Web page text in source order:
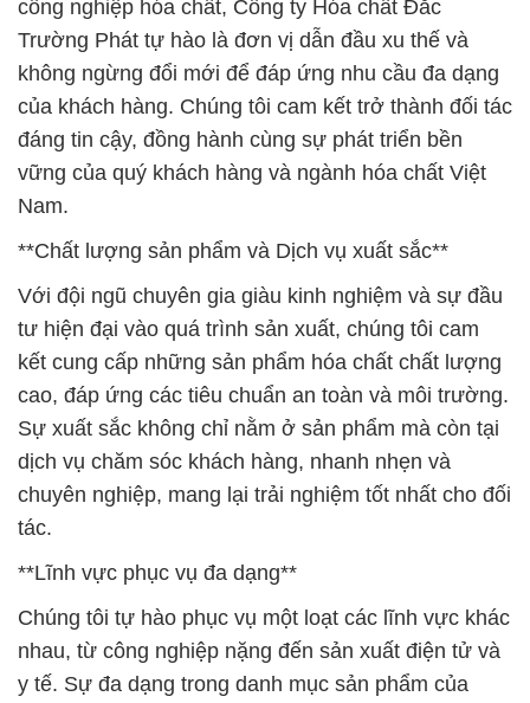
công nghiệp hóa chất, Công ty Hóa chất Đắc
Trường Phát tự hào là đơn vị dẫn đầu xu thế và
không ngừng đổi mới để đáp ứng nhu cầu đa dạng
của khách hàng. Chúng tôi cam kết trở thành đối tác
đáng tin cậy, đồng hành cùng sự phát triển bền
vững của quý khách hàng và ngành hóa chất Việt
Nam.
**Chất lượng sản phẩm và Dịch vụ xuất sắc**
Với đội ngũ chuyên gia giàu kinh nghiệm và sự đầu
tư hiện đại vào quá trình sản xuất, chúng tôi cam
kết cung cấp những sản phẩm hóa chất chất lượng
cao, đáp ứng các tiêu chuẩn an toàn và môi trường.
Sự xuất sắc không chỉ nằm ở sản phẩm mà còn tại
dịch vụ chăm sóc khách hàng, nhanh nhẹn và
chuyên nghiệp, mang lại trải nghiệm tốt nhất cho đối
tác.
**Lĩnh vực phục vụ đa dạng**
Chúng tôi tự hào phục vụ một loạt các lĩnh vực khác
nhau, từ công nghiệp nặng đến sản xuất điện tử và
y tế. Sự đa dạng trong danh mục sản phẩm của